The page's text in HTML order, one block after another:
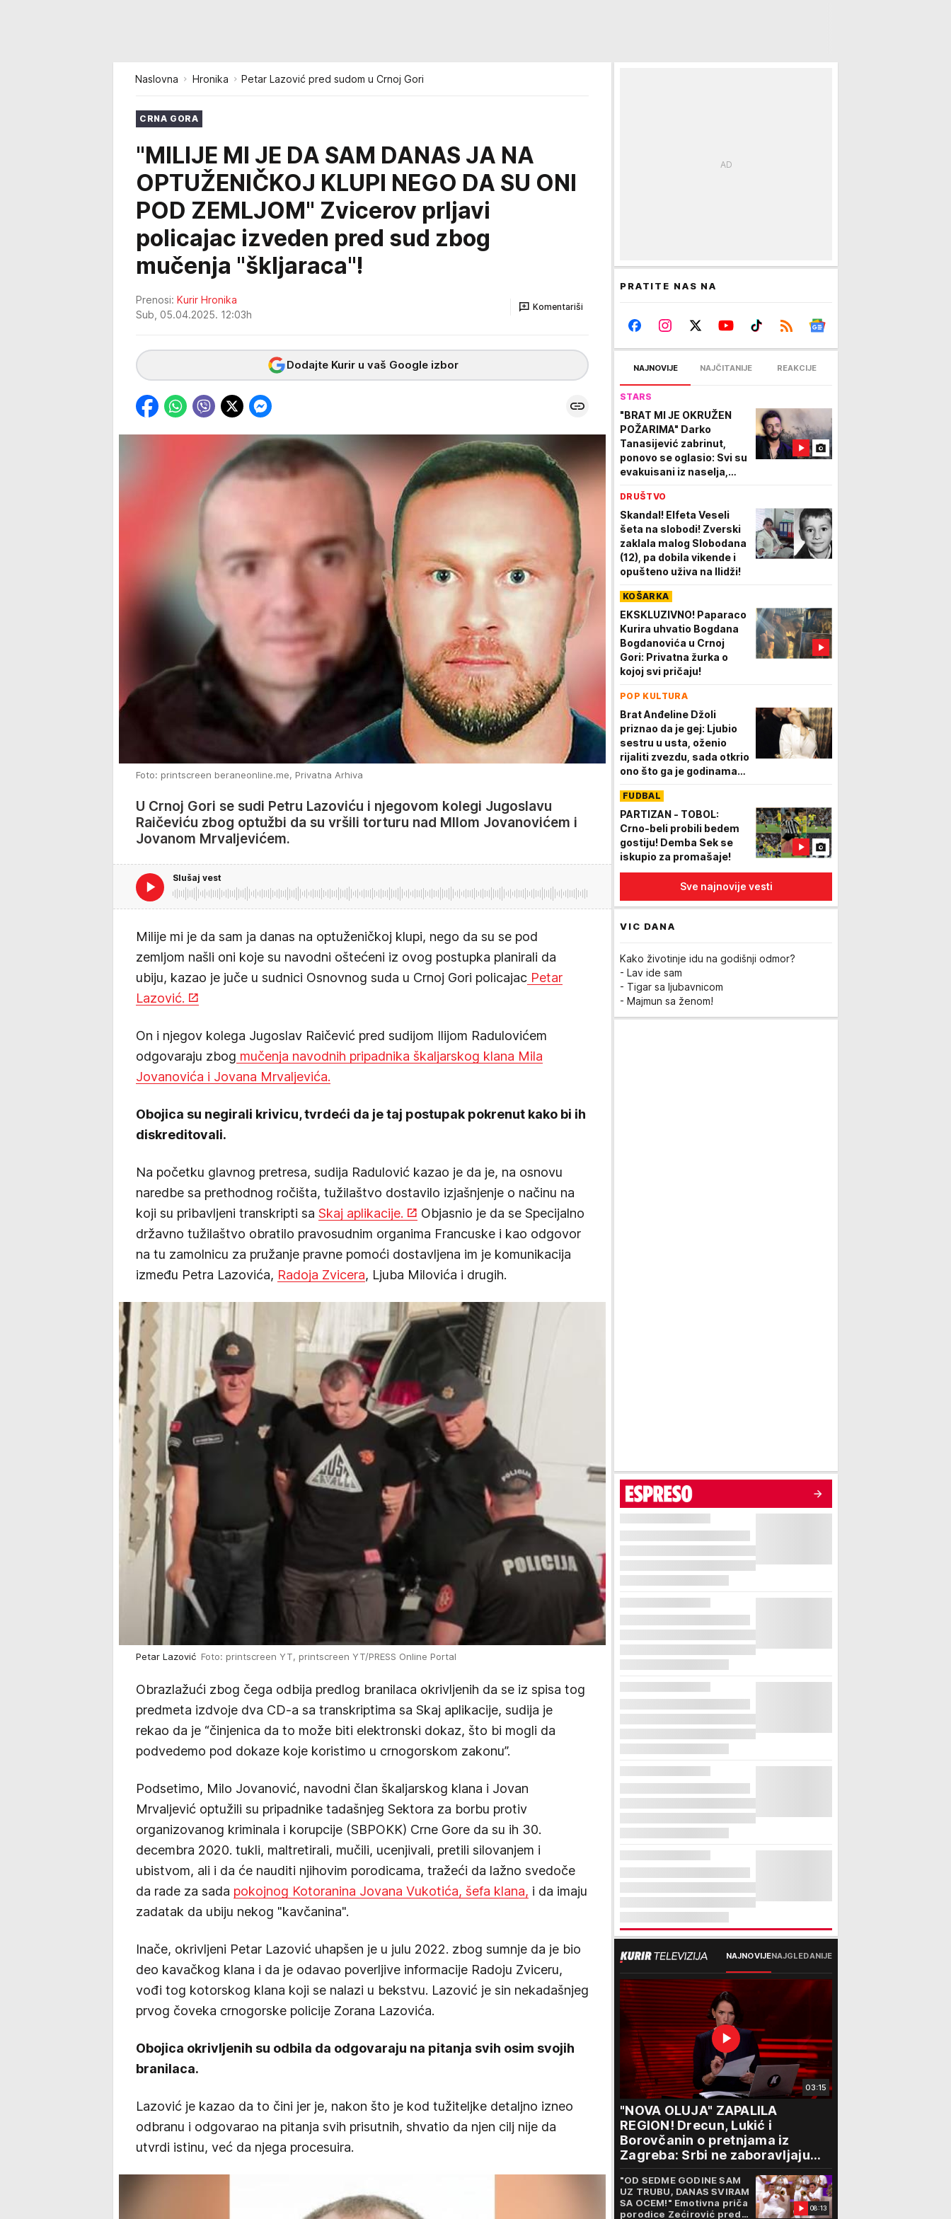
Naslovna Hronika Petar Lazović pred sudom u Crnoj Gori
CRNA GORA
"MILIJE MI JE DA SAM DANAS JA NA
OPTUŽENIČKOJ KLUPI NEGO DA SU ONI
POD ZEMLJOM" Zvicerov prljavi
policajac izveden pred sud zbog
mučenja "škljaraca"!
Prenosi: Kurir Hronika
Sub, 05.04.2025. 12:03h
Komentariši
Dodajte Kurir u vaš Google izbor
Foto: printscreen beraneonline.me, Privatna Arhiva
U Crnoj Gori se sudi Petru Lazoviću i njegovom kolegi Jugoslavu
Raičeviću zbog optužbi da su vršili torturu nad MIlom Jovanovićem i
Jovanom Mrvaljevićem.
Slušaj vest
Milije mi je da sam ja danas na optuženičkoj klupi, nego da su se pod
zemljom našli oni koje su navodni oštećeni iz ovog postupka planirali da
ubiju, kazao je juče u sudnici Osnovnog suda u Crnoj Gori policajac Petar
Lazović.
On i njegov kolega Jugoslav Raičević pred sudijom Ilijom Radulovićem
odgovaraju zbog mučenja navodnih pripadnika škaljarskog klana Mila
Jovanovića i Jovana Mrvaljevića.
Obojica su negirali krivicu, tvrdeći da je taj postupak pokrenut kako bi ih
diskreditovali.
Na početku glavnog pretresa, sudija Radulović kazao je da je, na osnovu
naredbe sa prethodnog ročišta, tužilaštvo dostavilo izjašnjenje o načinu na
koji su pribavljeni transkripti sa Skaj aplikacije.
Objasnio je da se Specijalno
državno tužilaštvo obratilo pravosudnim organima Francuske i kao odgovor
na tu zamolnicu za pružanje pravne pomoći dostavljena im je komunikacija
između Petra Lazovića, Radoja Zvicera, Ljuba Milovića i drugih.
Petar Lazović Foto: printscreen YT, printscreen YT/PRESS Online Portal
Obrazlažući zbog čega odbija predlog branilaca okrivljenih da se iz spisa tog
predmeta izdvoje dva CD-a sa transkriptima sa Skaj aplikacije, sudija je
rekao da je “činjenica da to može biti elektronski dokaz, što bi mogli da
podvedemo pod dokaze koje koristimo u crnogorskom zakonu”.
Podsetimo, Milo Jovanović, navodni član škaljarskog klana i Jovan
Mrvaljević optužili su pripadnike tadašnjeg Sektora za borbu protiv
organizovanog kriminala i korupcije (SBPOKK) Crne Gore da su ih 30.
decembra 2020. tukli, maltretirali, mučili, ucenjivali, pretili silovanjem i
ubistvom, ali i da će nauditi njihovim porodicama, tražeći da lažno svedoče
da rade za sada pokojnog Kotoranina Jovana Vukotića, šefa klana, i da imaju
zadatak da ubiju nekog "kavčanina".
Inače, okrivljeni Petar Lazović uhapšen je u julu 2022. zbog sumnje da je bio
deo kavačkog klana i da je odavao poverljive informacije Radoju Zviceru,
vođi tog kotorskog klana koji se nalazi u bekstvu. Lazović je sin nekadašnjeg
prvog čoveka crnogorske policije Zorana Lazovića.
Obojica okrivljenih su odbila da odgovaraju na pitanja svih osim svojih
branilaca.
Lazović je kazao da to čini jer je, nakon što je kod tužiteljke detaljno izneo
odbranu i odgovarao na pitanja svih prisutnih, shvatio da njen cilj nije da
utvrdi istinu, već da njega procesuira.
PRATITE NAS NA
NAJNOVIJE NAJČITANIJE REAKCIJE
STARS
"BRAT MI JE OKRUŽEN
POŽARIMA" Darko
Tanasijević zabrinut,
ponovo se oglasio: Svi su
evakuisani iz naselja,
DRUŠTVO
Skandal! Elfeta Veseli
šeta na slobodi! Zverski
zaklala malog Slobodana
(12), pa dobila vikende i
opušteno uživa na Ilidži!
KOŠARKA
EKSKLUZIVNO! Paparaco
Kurira uhvatio Bogdana
Bogdanovića u Crnoj
Gori: Privatna žurka o
kojoj svi pričaju!
POP KULTURA
Brat Anđeline Džoli
priznao da je gej: Ljubio
sestru u usta, oženio
rijaliti zvezdu, sada otkrio
ono što ga je godinama
FUDBAL
PARTIZAN - TOBOL:
Crno-beli probili bedem
gostiju! Demba Sek se
iskupio za promašaje!
Sve najnovije vesti
VIC DANA
Kako životinje idu na godišnji odmor?
- Lav ide sam
- Tigar sa ljubavnicom
- Majmun sa ženom!
NAJNOVIJENAJGLEDANIJE
03:15
"NOVA OLUJA" ZAPALILA
REGION! Drecun, Lukić i
Borovčanin o pretnjama iz
Zagreba: Srbi ne zaboravljaju
progon
08:13
"OD SEDME GODINE SAM
UZ TRUBU, DANAS SVIRAM
SA OCEM!" Emotivna priča
porodice Zećirović pred